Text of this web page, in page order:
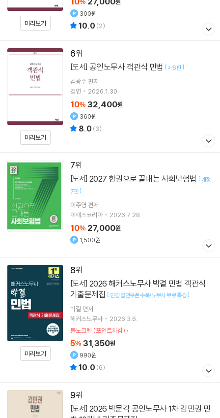
미리보기
300원
10.0 (2)
6
미리보기
[도서] 공인노무사 객관식 민법 [제6판]
김광수 편저
경연
2026.1.30.
10% 32,400원
360원
8.0 (3)
7
[도서] 2027 한권으로 끝내는 사회보험법 [개정
7판]
이주영 편저
이패스코리아
2026.7.28.
10% 27,000원
1,500원
8
미리보기
[도서]
기출문제집 [ 인강 할인쿠폰 수록/노무사 무료 특강]
박결 편저
해커스노무사
2026.3.6.
볼노크펜 (포인트차감)
5% 31,350원
990원
10.0 (6)
9
[도서]